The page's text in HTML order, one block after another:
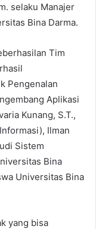
selaku Manajer
Bina Darma.
Tim
Pengenalan
Aplikasi
Kunang, S.T.,
Ilman
Sistem
Bina
Universitas Bina
yang bisa